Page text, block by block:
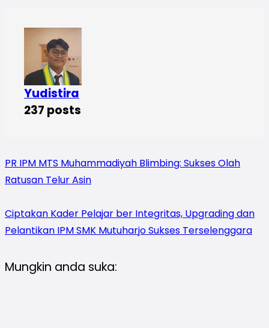
Yudistira
237 posts
PR IPM MTS Muhammadiyah Blimbing: Sukses Olah
Ratusan Telur Asin
Ciptakan Kader Pelajar ber Integritas, Upgrading dan
Pelantikan IPM SMK Mutuharjo Sukses Terselenggara
Mungkin anda suka: